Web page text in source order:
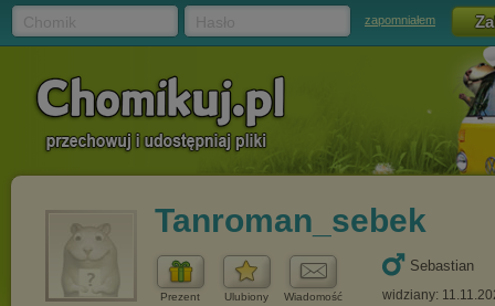
zapomniałem
Tanroman_sebek
Prezent Ulubiony Wiadomość
Sebastian
widziany: